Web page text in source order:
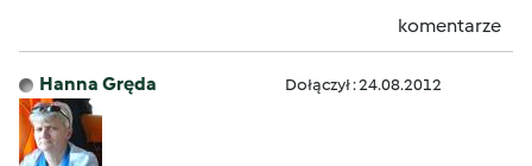
komentarze
Hanna Gręda Dołączył : 24.08.2012